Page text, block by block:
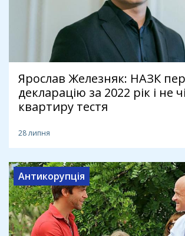
Ярослав Железняк: НАЗК
декларацію за 2022 рік і не
квартиру тестя
28 липня
Антикорупція